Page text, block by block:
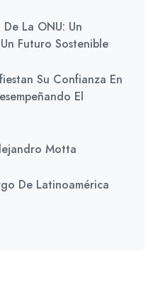
La ONU: Un
Futuro Sostenible
Su Confianza En
El
Motta
De Latinoamérica